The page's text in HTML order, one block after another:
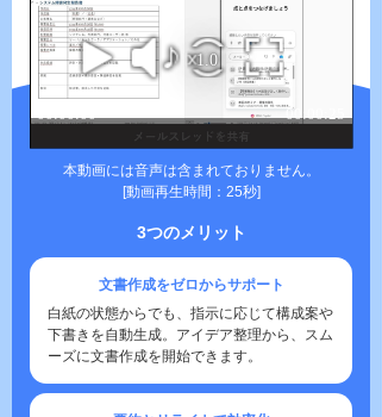
本動画には音声は含まれておりません。
[動画再生時間：25秒]
3つのメリット
文書作成をゼロからサポート
白紙の状態からでも、指示に応じて構成案や
下書きを自動生成。アイデア整理から、スム
ーズに文書作成を開始できます。